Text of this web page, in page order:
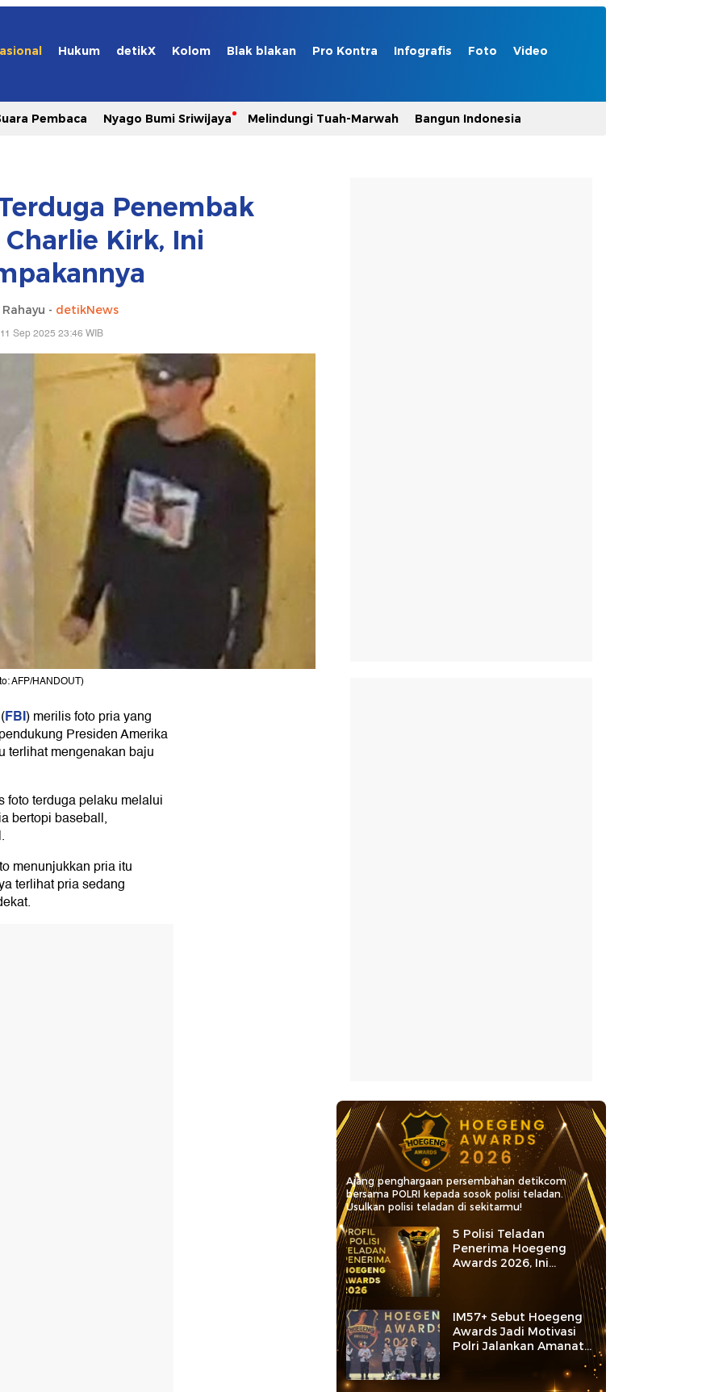
Hukum detikX Kolom Blak blakan Pro Kontra Infografis Foto Video
Pembaca Nyago Bumi Sriwijaya Melindungi Tuah-Marwah Bangun Indonesia
Penembak
Kirk, Ini
- detikNews
Sep 2025 23:46 WIB
AFP/HANDOUT)
FBI) merilis foto pria yang
Presiden Amerika
terlihat mengenakan baju
foto terduga pelaku melalui
bertopi baseball,
menunjukkan pria itu
terlihat pria sedang
Ajang penghargaan persembahan detikcom
bersama POLRI kepada sosok polisi teladan.
Usulkan polisi teladan di sekitarmu!
5 Polisi Teladan
Penerima Hoegeng
Awards 2026, Ini
Kategori dan Kiprahnya
IM57+ Sebut Hoegeng
Awards Jadi Motivasi
Polri Jalankan Amanat